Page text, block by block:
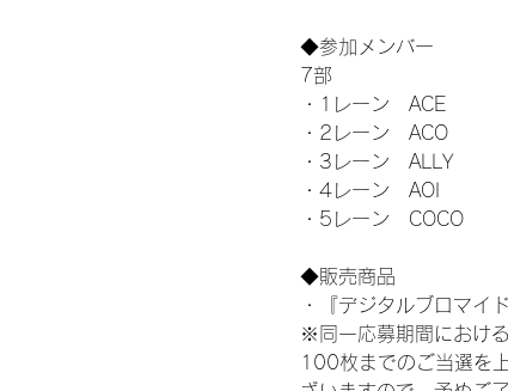
◆参加メンバー
7部
・1レーン　ACE
・2レーン　ACO
・3レーン　ALLY
・4レーン　AOI
・5レーン　COCO
◆販売商品
・『デジタルブロマ
※同一応募期間におけ
100枚までのご当選を